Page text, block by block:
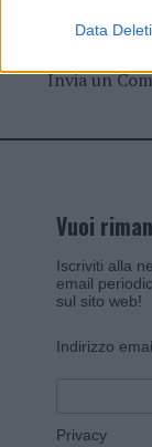
Data
Invia un
Vuoi
Iscriviti alla
email
sul sito web!
Indirizzo
Privacy